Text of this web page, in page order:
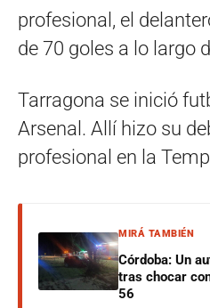
profesional, el
de 70 goles a lo largo
Tarragona se inició
Arsenal. Allí hizo su
profesional en la
MIRÁ TAMBIÉN
Córdoba: Un
tras chocar
56